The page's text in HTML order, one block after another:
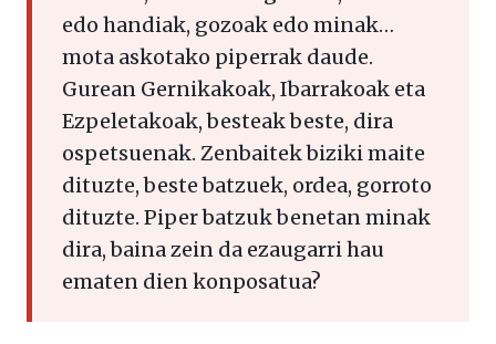
edo handiak, gozoak edo minak…
mota askotako piperrak daude.
Gurean Gernikakoak, Ibarrakoak eta
Ezpeletakoak, besteak beste, dira
ospetsuenak. Zenbaitek biziki maite
dituzte, beste batzuek, ordea, gorroto
dituzte. Piper batzuk benetan minak
dira, baina zein da ezaugarri hau
ematen dien konposatua?